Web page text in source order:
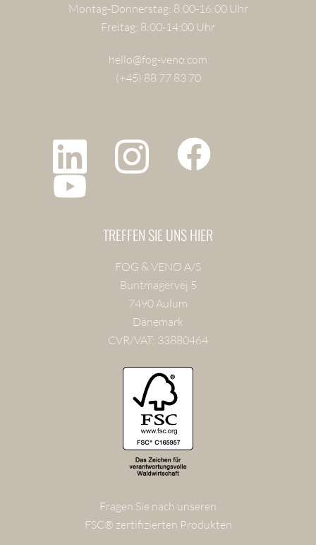
Montag-Donnerstag: 8:00-16:00 Uhr
Freitag: 8:00-14:00 Uhr
hello@fog-veno.com
(+45) 88 77 83 70
TREFFEN SIE UNS HIER
FOG & VENØ A/S
Buntmagervej 5
7490 Aulum
Dänemark
CVR/VAT: 33880464
Fragen Sie nach unseren
FSC® zertifizierten Produkten